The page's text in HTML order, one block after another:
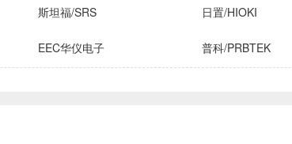
斯坦福/SRS 日置/HIOKI
EEC华仪电子 普科/PRBTEK